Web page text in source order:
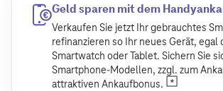
Geld sparen mit dem
Verkaufen Sie jetzt Ihr gebrauchtes
refinanzieren so Ihr neues Gerät, egal
Smartwatch oder Tablet. Sichern Sie
Smartphone-Modellen, zzgl. zum
attraktiven Ankaufbonus.